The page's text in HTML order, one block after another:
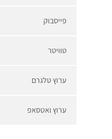
פייסבוק
טוויטר
ערוץ טלגרם
ערוץ ואטסאפ